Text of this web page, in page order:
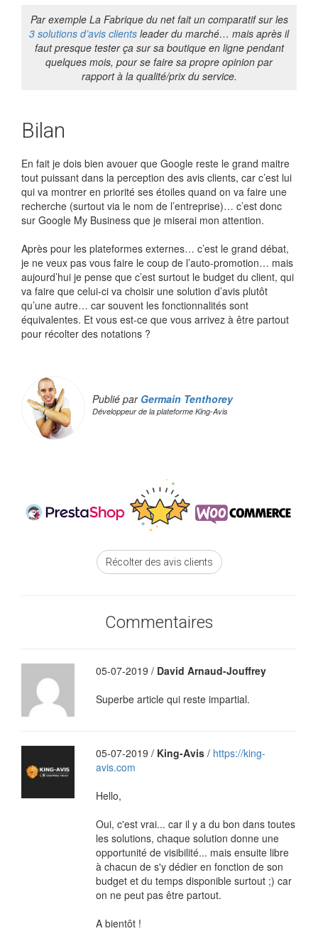
Par exemple La Fabrique du net fait un comparatif sur les
3 solutions d’avis clients leader du marché… mais après il
faut presque tester ça sur sa boutique en ligne pendant
quelques mois, pour se faire sa propre opinion par
rapport à la qualité/prix du service.
Bilan
En fait je dois bien avouer que Google reste le grand maitre
tout puissant dans la perception des avis clients, car c’est lui
qui va montrer en priorité ses étoiles quand on va faire une
recherche (surtout via le nom de l’entreprise)… c’est donc
sur Google My Business que je miserai mon attention.
Après pour les plateformes externes… c’est le grand débat,
je ne veux pas vous faire le coup de l’auto-promotion… mais
aujourd’hui je pense que c’est surtout le budget du client, qui
va faire que celui-ci va choisir une solution d’avis plutôt
qu’une autre… car souvent les fonctionnalités sont
équivalentes. Et vous est-ce que vous arrivez à être partout
pour récolter des notations ?
Publié par Germain Tenthorey
Développeur de la plateforme King-Avis
Récolter des avis clients
Commentaires
05-07-2019 / David Arnaud-Jouffrey
Superbe article qui reste impartial.
05-07-2019 / King-Avis/ https://king-
avis.com
Hello,
Oui, c'est vrai... car il y a du bon dans toutes
les solutions, chaque solution donne une
opportunité de visibilité... mais ensuite libre
à chacun de s'y dédier en fonction de son
budget et du temps disponible surtout ;) car
on ne peut pas être partout.
A bientôt !